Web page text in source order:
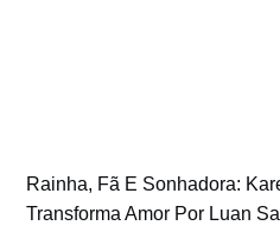
Rainha, Fã E Sonhadora:
Transforma Amor Por Luan